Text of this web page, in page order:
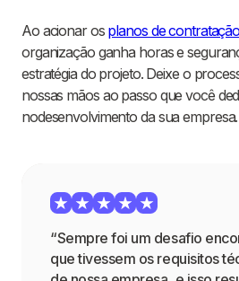
Ao acionar os planos de contratação
organização ganha horas e
estratégia do projeto. Deixe o
nossas mãos ao passo que você
nodesenvolvimento da sua empresa.
“Sempre foi um desafio
que tivessem os requisitos